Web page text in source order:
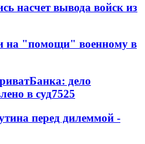
насчет вывода войск из
"помощи" военному в
дело
в суд7525
перед дилеммой -